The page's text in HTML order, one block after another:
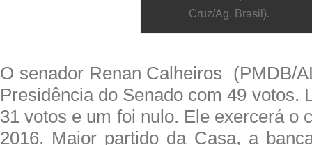
Cruz/Ag. Brasil).
O senador Renan Calheiros (PMDB/
Presidência do Senado com 49 votos.
31 votos e um foi nulo. Ele exercerá o
2016. Maior partido da Casa, a